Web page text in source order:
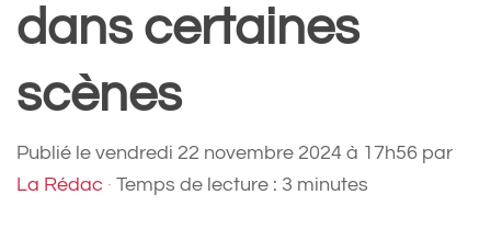
dans certaines
scènes
Publié le vendredi 22 novembre 2024 à 17h56 par
La Rédac · Temps de lecture : 3 minutes